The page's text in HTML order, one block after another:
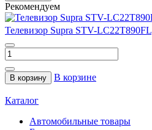
Рекомендуем
Телевизор Supra STV-LC22T890FL
В корзину В корзине
Каталог
Автомобильные товары